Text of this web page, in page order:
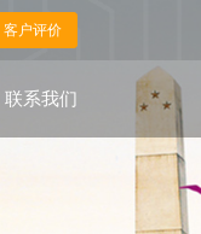
客户评价
联系我们